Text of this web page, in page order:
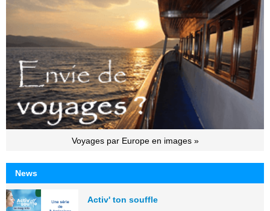
Voyages par Europe en images »
News
Activ' ton souffle